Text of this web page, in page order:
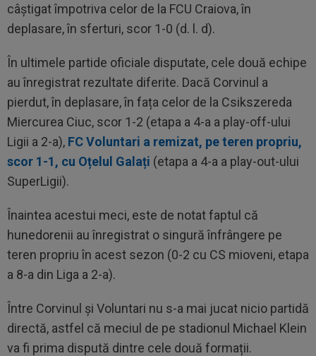
câștigat împotriva celor de la FCU Craiova, în
deplasare, în sferturi, scor 1-0 (d. l. d).
În ultimele partide oficiale disputate, cele două echipe
au înregistrat rezultate diferite. Dacă Corvinul a
pierdut, în deplasare, în fața celor de la Csikszereda
Miercurea Ciuc, scor 1-2 (etapa a 4-a a play-off-ului
Ligii a 2-a), FC Voluntari a remizat, pe teren propriu,
scor 1-1, cu Oțelul Galați (etapa a 4-a a play-out-ului
SuperLigii).
Înaintea acestui meci, este de notat faptul că
hunedorenii au înregistrat o singură înfrângere pe
teren propriu în acest sezon (0-2 cu CS mioveni, etapa
a 8-a din Liga a 2-a).
Între Corvinul și Voluntari nu s-a mai jucat nicio partidă
directă, astfel că meciul de pe stadionul Michael Klein
va fi prima dispută dintre cele două formații.